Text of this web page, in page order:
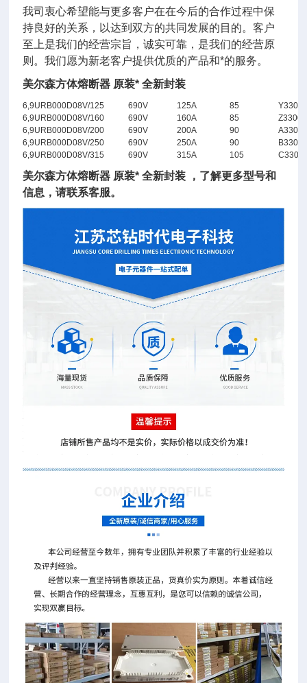
我司衷心希望能与更多客户在在今后的合作过程中保
持良好的关系，以达到双方的共同发展的目的。客户
至上是我们的经营宗旨，诚实可靠，是我们的经营原
则。我们愿为新老客户提供优质的产品和*的服务。
美尔森方体熔断器 原装* 全新封装
6,9URB000D08V/125 690V 125A 85
6,9URB000D08V/160
690V 160A 85
6,9URB000D08V/200
690V 200A 90
6,9URB000D08V/250
690V 250A 90
6,9URB000D08V/315
690V 315A 105
美尔森方体熔断器 原装* 全新封装 ，了解更多型号和
信息，请联系客服。